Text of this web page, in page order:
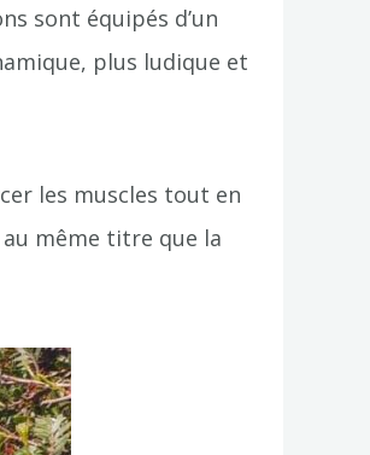
sont équipés d’un
plus ludique et
les muscles tout en
au même titre que la